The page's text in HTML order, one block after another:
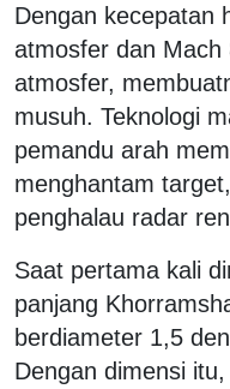
Dengan kecepatan
atmosfer dan
atmosfer,
musuh. Teknologi
pemandu arah
menghantam
penghalau radar
Saat pertama kali
panjang
berdiameter 1,5
Dengan dimensi